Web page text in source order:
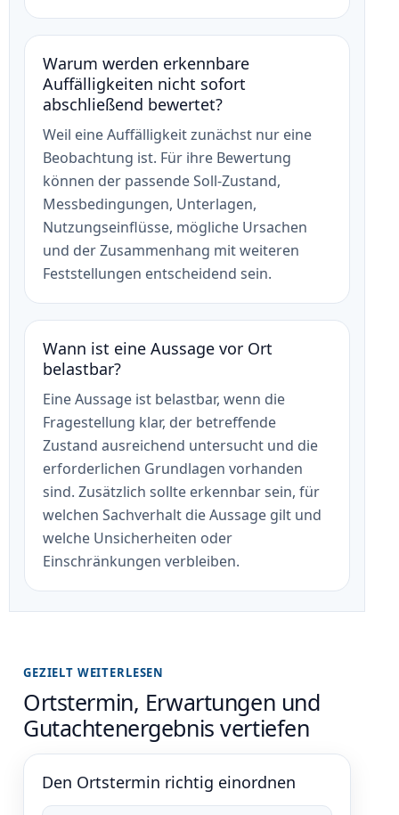
Warum werden erkennbare
Auffälligkeiten nicht sofort
abschließend bewertet?
Weil eine Auffälligkeit zunächst nur eine
Beobachtung ist. Für ihre Bewertung
können der passende Soll-Zustand,
Messbedingungen, Unterlagen,
Nutzungseinflüsse, mögliche Ursachen
und der Zusammenhang mit weiteren
Feststellungen entscheidend sein.
Wann ist eine Aussage vor Ort
belastbar?
Eine Aussage ist belastbar, wenn die
Fragestellung klar, der betreffende
Zustand ausreichend untersucht und die
erforderlichen Grundlagen vorhanden
sind. Zusätzlich sollte erkennbar sein, für
welchen Sachverhalt die Aussage gilt und
welche Unsicherheiten oder
Einschränkungen verbleiben.
GEZIELT WEITERLESEN
Ortstermin, Erwartungen und
Gutachtenergebnis vertiefen
Den Ortstermin richtig einordnen